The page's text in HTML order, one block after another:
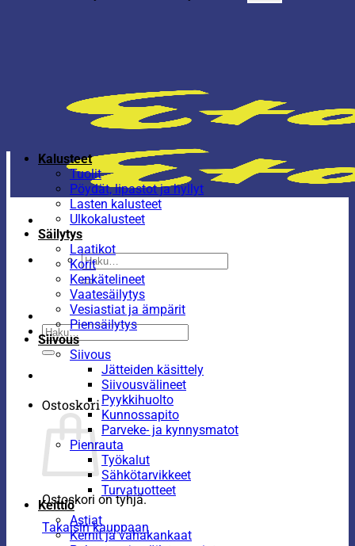
Etsi:
Etsi:
Ostoskori
Ostoskori on tyhjä.
Takaisin kauppaan
Kalusteet
Tuolit
Pöydät, lipastot ja hyllyt
Lasten kalusteet
Ulkokalusteet
Säilytys
Laatikot
Korit
Kenkätelineet
Vaatesäilytys
Vesiastiat ja ämpärit
Piensäilytys
Siivous
Siivous
Jätteiden käsittely
Siivousvälineet
Pyykkihuolto
Kunnossapito
Parveke- ja kynnysmatot
Pienrauta
Työkalut
Sähkötarvikkeet
Turvatuotteet
Keittiö
Astiat
Kernit ja vahakankaat